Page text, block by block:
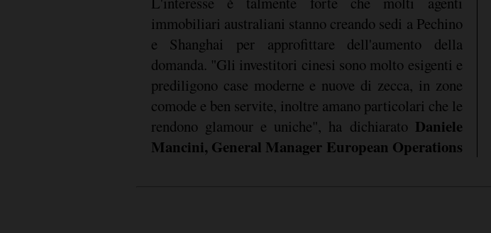
immobiliari australiani stanno creando sedi a Pechino
e Shanghai per approfittare dell'aumento della
domanda. "Gli investitori cinesi sono molto esigenti e
prediligono case moderne e nuove di zecca, in zone
comode e ben servite, inoltre amano particolari che le
rendono glamour e uniche", ha dichiarato Daniele
Mancini, General Manager European Operations